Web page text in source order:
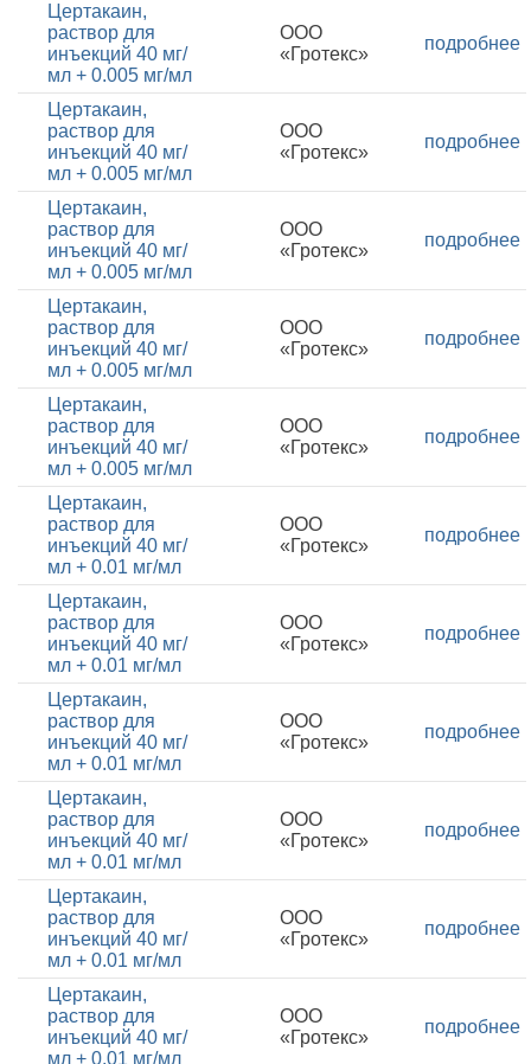
Цертакаин,
раствор для
инъекций 40 мг/
мл + 0.005 мг/мл
ООО
«Гротекс»
подробнее
Цертакаин,
раствор для
инъекций 40 мг/
мл + 0.005 мг/мл
ООО
«Гротекс»
подробнее
Цертакаин,
раствор для
инъекций 40 мг/
мл + 0.005 мг/мл
ООО
«Гротекс»
подробнее
Цертакаин,
раствор для
инъекций 40 мг/
мл + 0.005 мг/мл
ООО
«Гротекс»
подробнее
Цертакаин,
раствор для
инъекций 40 мг/
мл + 0.005 мг/мл
ООО
«Гротекс»
подробнее
Цертакаин,
раствор для
инъекций 40 мг/
мл + 0.01 мг/мл
ООО
«Гротекс»
подробнее
Цертакаин,
раствор для
инъекций 40 мг/
мл + 0.01 мг/мл
ООО
«Гротекс»
подробнее
Цертакаин,
раствор для
инъекций 40 мг/
мл + 0.01 мг/мл
ООО
«Гротекс»
подробнее
Цертакаин,
раствор для
инъекций 40 мг/
мл + 0.01 мг/мл
ООО
«Гротекс»
подробнее
Цертакаин,
раствор для
инъекций 40 мг/
мл + 0.01 мг/мл
ООО
«Гротекс»
подробнее
Цертакаин,
раствор для
инъекций 40 мг/
мл + 0.01 мг/мл
ООО
«Гротекс»
подробнее